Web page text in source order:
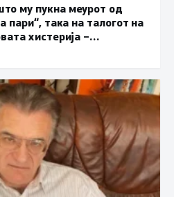
му пукна меурот од
пари“, така на талогот на
хистерија –
предлог